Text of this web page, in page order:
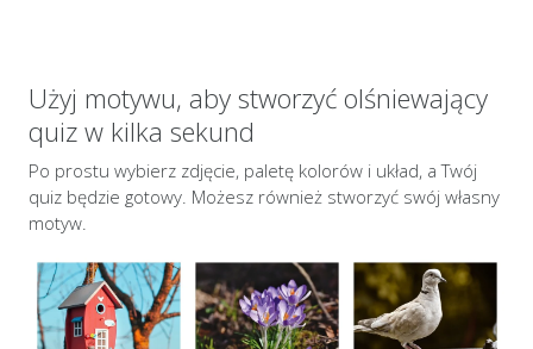
Użyj motywu, aby stworzyć olśniewający
quiz w kilka sekund
Po prostu wybierz zdjęcie, paletę kolorów i układ, a Twój
quiz będzie gotowy. Możesz również stworzyć swój własny
motyw.